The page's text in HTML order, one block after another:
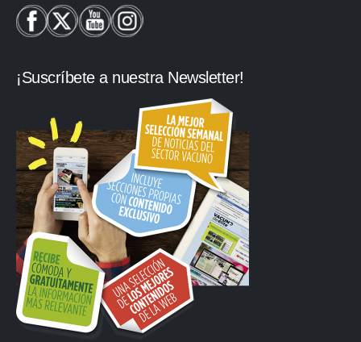
¡Suscríbete a nuestra Newsletter!